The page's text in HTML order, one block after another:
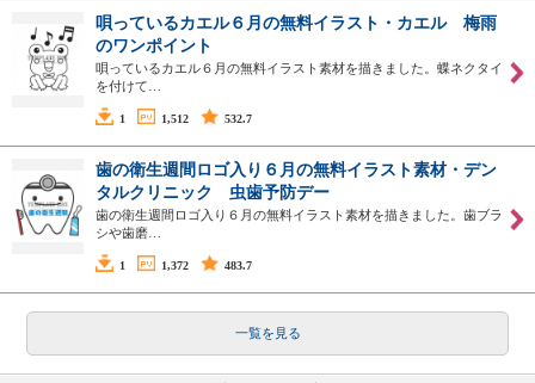
唄っているカエル６月の無料イラスト・カエル 梅雨
のワンポイント
唄っているカエル６月の無料イラスト素材を描きました。蝶ネクタイ
を付けて…
1 1,512 532.7
歯の衛生週間ロゴ入り６月の無料イラスト素材・デン
タルクリニック 虫歯予防デー
歯の衛生週間ロゴ入り６月の無料イラスト素材を描きました。歯ブラ
シや歯磨…
1 1,372 483.7
一覧を見る